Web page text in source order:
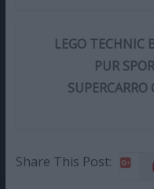
LEGO TECHNIC
PUR
Share This Post: